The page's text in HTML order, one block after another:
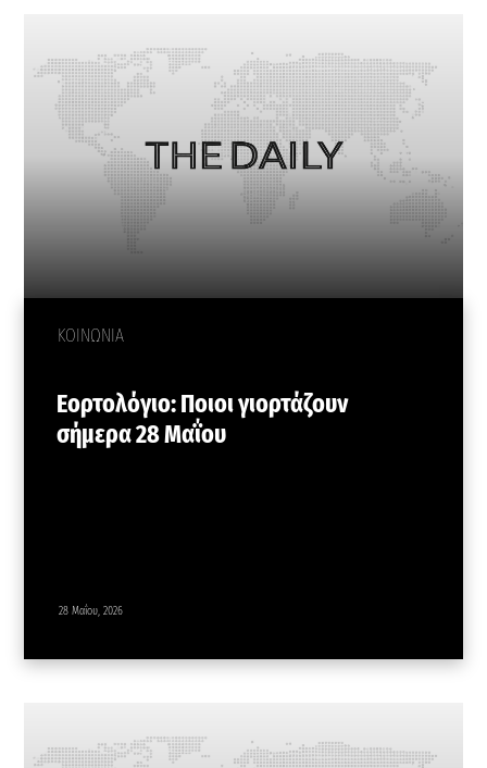
ΚΟΙΝΩΝΙΑ
Εορτολόγιο: Ποιοι γιορτάζουν
σήμερα 28 Μαΐου
28 Μαΐου, 2026